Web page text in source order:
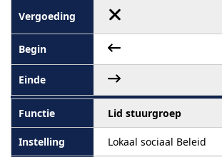
Lid stuurgroep
Lokaal sociaal Beleid